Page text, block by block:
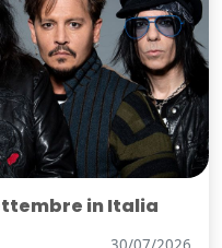
in Italia